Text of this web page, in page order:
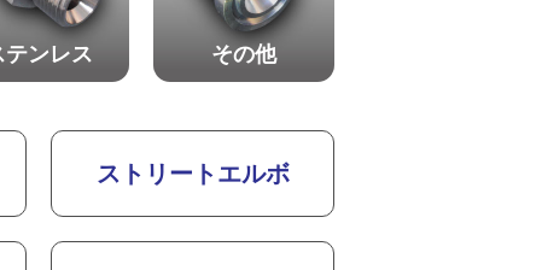
テンレス その他
ストリートエルボ